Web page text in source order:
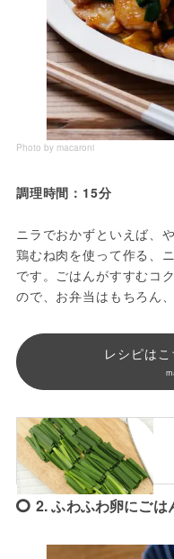
Photo by macaroni
調理時間：15分
ニラでおかずといえば、
鶏むね肉を使って作る、
です。ごはんがすすむコ
ので、お弁当はもちろん
レシピは
2. ふわふわ卵にごは